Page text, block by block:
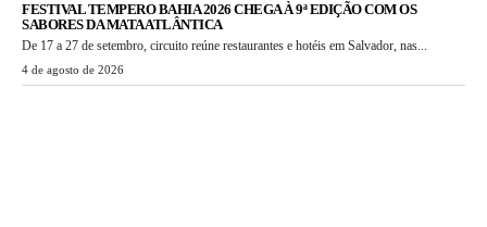
FESTIVAL TEMPERO BAHIA 2026 CHEGA À 9ª EDIÇÃO COM OS
SABORES DA MATA ATLÂNTICA
De 17 a 27 de setembro, circuito reúne restaurantes e hotéis em Salvador, nas...
4 de agosto de 2026